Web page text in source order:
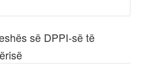
së DPPI-së të